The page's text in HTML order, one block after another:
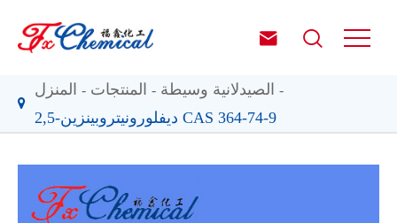
 
المنزل المنتجات
الصيدلانية وسيطة
2,5-ديفلورونيتروبينزين CAS 364-74-9